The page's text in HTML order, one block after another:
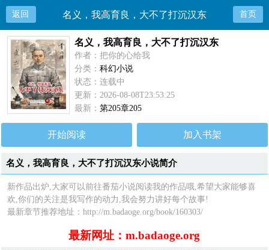
返回 名义，我高育良，大不了打沉汉东 首页
名义，我高育良，大不了打沉汉东
作者：把你的心给我
分类：科幻小说
状态：连载中
更新：2026-08-08T23:53:25
最新：第205章205
开始阅读 加入书架
名义，我高育良，大不了打沉汉东小说简介
新作品出炉,大家可以前往番茄小说阅读我的作品哦,希望大家能够喜
欢,你们的关注是我写作的动力,我会努力讲好每个故事!
最新章节推荐地址：http://m.badaoge.org/book/160303/
最新网址：m.badaoge.org